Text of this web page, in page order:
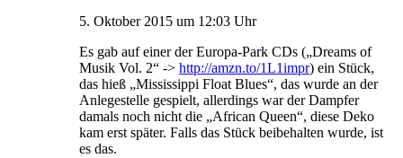
5. Oktober 2015 um 12:03 Uhr
Es gab auf einer der Europa-Park CDs („Dreams of
Musik Vol. 2“ -> http://amzn.to/1L1impr) ein Stück,
das hieß „Mississippi Float Blues“, das wurde an der
Anlegestelle gespielt, allerdings war der Dampfer
damals noch nicht die „African Queen“, diese Deko
kam erst später. Falls das Stück beibehalten wurde, ist
es das.